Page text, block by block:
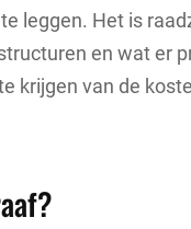
leggen. Het is
en wat er
krijgen van de